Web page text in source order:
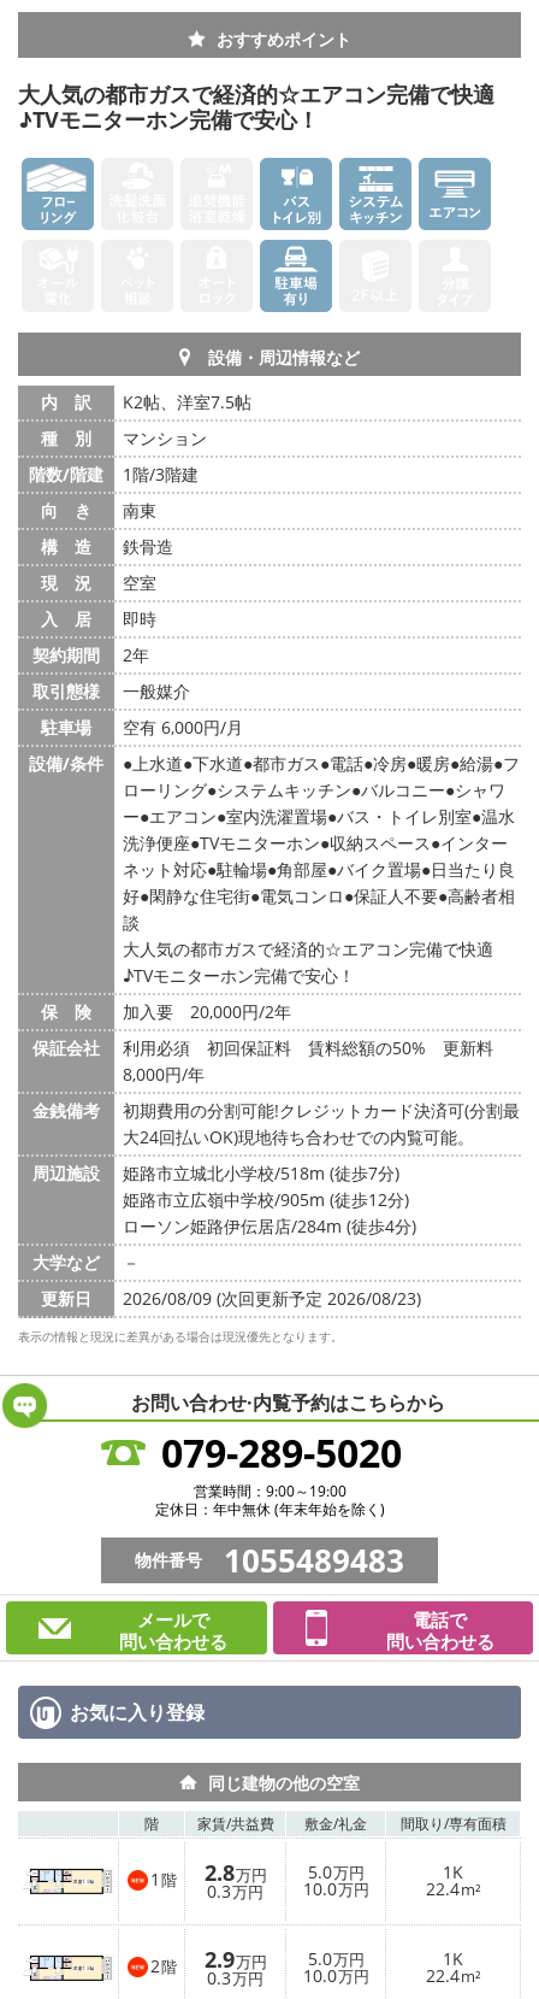
おすすめポイント
大人気の都市ガスで経済的☆エアコン完備で快適
♪TVモニターホン完備で安心！
設備・周辺情報など
内 訳
K2帖、洋室7.5帖
種 別
マンション
階数/階建
1階/3階建
向 き
南東
構 造
鉄骨造
現 況
空室
入 居
即時
契約期間
2年
取引態様
一般媒介
駐車場
空有 6,000円/月
設備/条件
上水道 下水道 都市ガス 電話 冷房 暖房 給湯 フ
ローリング システムキッチン バルコニー シャワ
ー エアコン 室内洗濯置場 バス・トイレ別室 温水
洗浄便座 TVモニターホン 収納スペース インター
ネット対応 駐輪場 角部屋 バイク置場 日当たり良
好 閑静な住宅街 電気コンロ 保証人不要 高齢者相
談
大人気の都市ガスで経済的☆エアコン完備で快適
♪TVモニターホン完備で安心！
保 険
加入要 20,000円/2年
保証会社
利用必須 初回保証料 賃料総額の50% 更新料
8,000円/年
金銭備考
初期費用の分割可能!クレジットカード決済可(分割最
大24回払いOK)現地待ち合わせでの内覧可能。
周辺施設
姫路市立城北小学校/518m (徒歩7分)
姫路市立広嶺中学校/905m (徒歩12分)
ローソン姫路伊伝居店/284m (徒歩4分)
大学など
－
更新日
2026/08/09 (次回更新予定 2026/08/23)
表示の情報と現況に差異がある場合は現況優先となります。
お問い合わせ·内覧予約はこちらから
079-289-5020
営業時間：9:00～19:00
定休日：年中無休 (年末年始を除く)
物件番号 1055489483
メールで
問い合わせる
電話で
問い合わせる
お気に入り登録
同じ建物の他の空室
階 家賃/共益費 敷金/礼金 間取り/専有面積
1 階 2.8万円
0.3万円
5.0万円
10.0万円
1K
22.4m²
2階 2.9万円
0.3万円
5.0万円
10.0万円
1K
22.4m²